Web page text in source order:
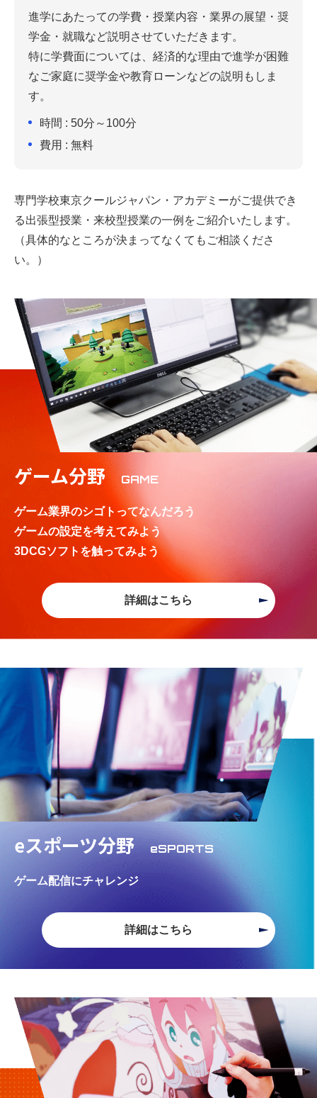
進学にあたっての学費・授業内容・業界の展望・奨
学金・就職など説明させていただきます。
特に学費面については、経済的な理由で進学が困難
なご家庭に奨学金や教育ローンなどの説明もしま
す。
時間 : 50分～100分
費用 : 無料
専門学校東京クールジャパン・アカデミーがご提供でき
る出張型授業・来校型授業の一例をご紹介いたします。
（具体的なところが決まってなくてもご相談くださ
い。）
ゲーム分野 GAME
ゲーム業界のシゴトってなんだろう
ゲームの設定を考えてみよう
3DCGソフトを触ってみよう
詳細はこちら
eスポーツ分野 eSPORTS
ゲーム配信にチャレンジ
詳細はこちら